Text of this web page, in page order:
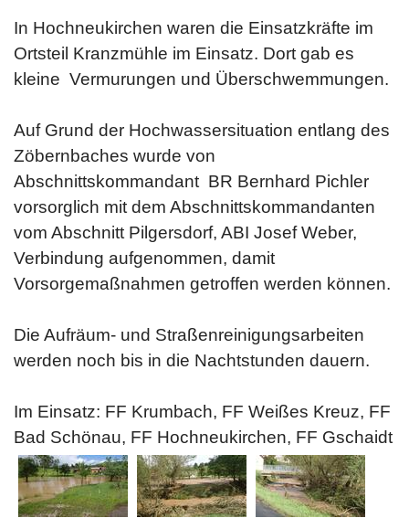
In Hochneukirchen waren die Einsatzkräfte im
Ortsteil Kranzmühle im Einsatz. Dort gab es
kleine Vermurungen und Überschwemmungen.
Auf Grund der Hochwassersituation entlang des
Zöbernbaches wurde von
Abschnittskommandant BR Bernhard Pichler
vorsorglich mit dem Abschnittskommandanten
vom Abschnitt Pilgersdorf, ABI Josef Weber,
Verbindung aufgenommen, damit
Vorsorgemaßnahmen getroffen werden können.
Die Aufräum- und Straßenreinigungsarbeiten
werden noch bis in die Nachtstunden dauern.
Im Einsatz: FF Krumbach, FF Weißes Kreuz, FF
Bad Schönau, FF Hochneukirchen, FF Gschaidt